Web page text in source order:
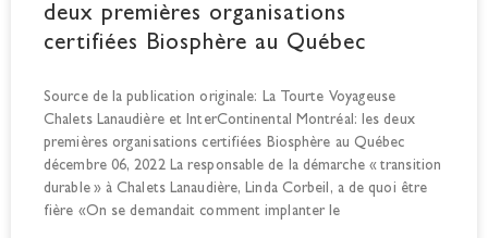
deux premières organisations
certifiées Biosphère au Québec
Source de la publication originale: La Tourte Voyageuse
Chalets Lanaudière et InterContinental Montréal: les deux
premières organisations certifiées Biosphère au Québec
décembre 06, 2022 La responsable de la démarche « transition
durable » à Chalets Lanaudière, Linda Corbeil, a de quoi être
fière «On se demandait comment implanter le